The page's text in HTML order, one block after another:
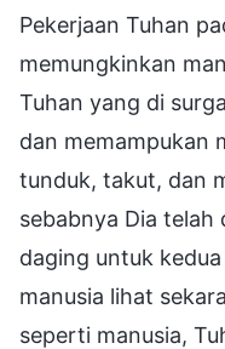
Pekerjaan Tuhan
memungkinkan
Tuhan yang di
dan memampukan
tunduk, takut, dan
sebabnya Dia telah
daging untuk
manusia lihat
seperti manusia,